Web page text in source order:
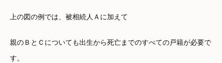
上の図の例では、被相続人Ａに加えて
親のＢとＣについても出生から死亡までのすべての戸籍が必要で
す。